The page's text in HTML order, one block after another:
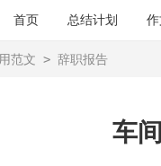
首页 总结计划
范文 > 辞职报告
车